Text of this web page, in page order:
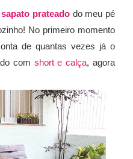
sapato prateadodo meu pé
No primeiro momento
de quantas vezes já o
com short e calça, agora